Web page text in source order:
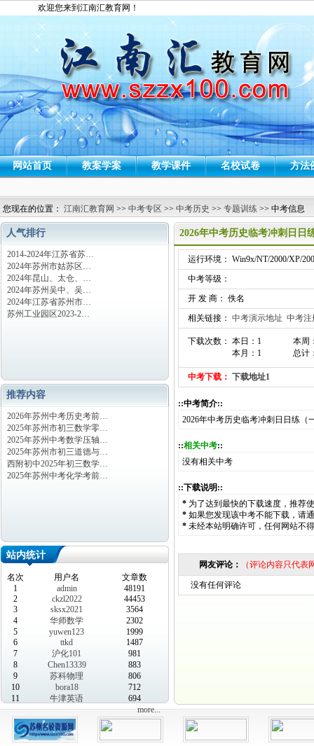
欢迎您来到江南汇教育网！
网站首页 教案学案 教学课件 名校试卷 方法
您现在的位置： 江南汇教育网 >> 中考专区 >> 中考历史 >> 专题训练 >> 中考信息
人气排行
2014-2024年江苏省苏…
2024年苏州市姑苏区…
2024年昆山、太仓、…
2024年苏州吴中、吴…
2024年江苏省苏州市…
苏州工业园区2023-2…
推荐内容
2026年苏州中考历史考前…
2025年苏州市初三数学零…
2025年苏州中考数学压轴…
2025年苏州市初三道德与…
西附初中2025年初三数学…
2025年苏州中考化学考前…
站内统计
名次 用户名
文章数
1
admin
48191
2
ckzl2022
44453
3
sksx2021
3564
4
华师数学
2302
5
yuwen123
1999
6
ttkd
1487
7
沪化101
981
8
Chen13339
883
9
苏科物理
806
10
bora18
712
11
牛津英语
694
more...
2026年中考历史临考冲刺日日
运行环境： Win9x/NT/2000/XP/
中考等级：
开 发 商： 佚名
相关链接： 中考演示地址 中考注
下载次数： 本日：1
本月：1
本周
总计
中考下载： 下载地址1
::中考简介::
2026年中考历史临考冲刺日日练（
::相关中考::
没有相关中考
::下载说明::
* 为了达到最快的下载速度，推荐
* 如果您发现该中考不能下载，请
* 未经本站明确许可，任何网站不
网友评论： （评论内容只代
没有任何评论